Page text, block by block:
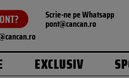
Scrie-ne pe Whatsapp
pont@cancan.ro
EXCLUSIV